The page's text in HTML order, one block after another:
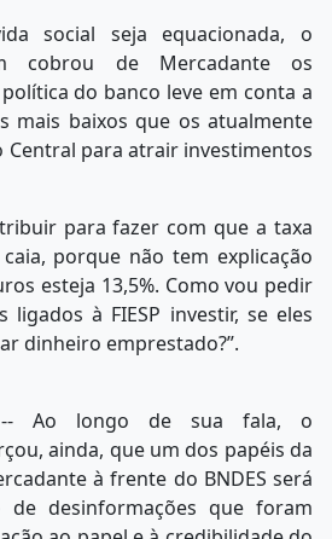
social seja equacionada, o
cobrou de Mercadante os
do banco leve em conta a
mais baixos que os atualmente
Central para atrair investimentos
para fazer com que a taxa
porque não tem explicação
esteja 13,5%. Como vou pedir
ligados à FIESP investir, se eles
dinheiro emprestado?”.
Ao longo de sua fala, o
ainda, que um dos papéis da
à frente do BNDES será
de desinformações que foram